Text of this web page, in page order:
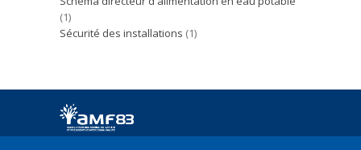
(1)
Sécurité des installations (1)